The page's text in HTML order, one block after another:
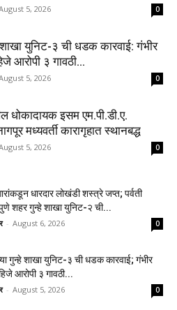
5, 2026 0
युनिट-३ ची धडक कारवाई: गंभीर
आरोपी ३ गावठी...
5, 2026 0
धोकादायक इसम एम.पी.डी.ए.
मध्यवर्ती कारागृहात स्थानबद्ध
5, 2026 0
धारदार लोखंडी शस्त्रे जप्त; पर्वती
शहर गुन्हे शाखा युनिट-२ ची...
- August 6, 2026 0
गुन्हे शाखा युनिट-३ ची धडक कारवाई; गंभीर
आरोपी ३ गावठी...
- August 5, 2026 0